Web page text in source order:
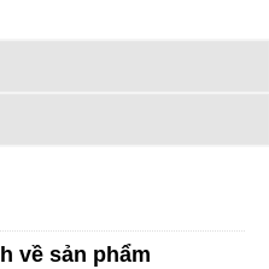
về sản phẩm